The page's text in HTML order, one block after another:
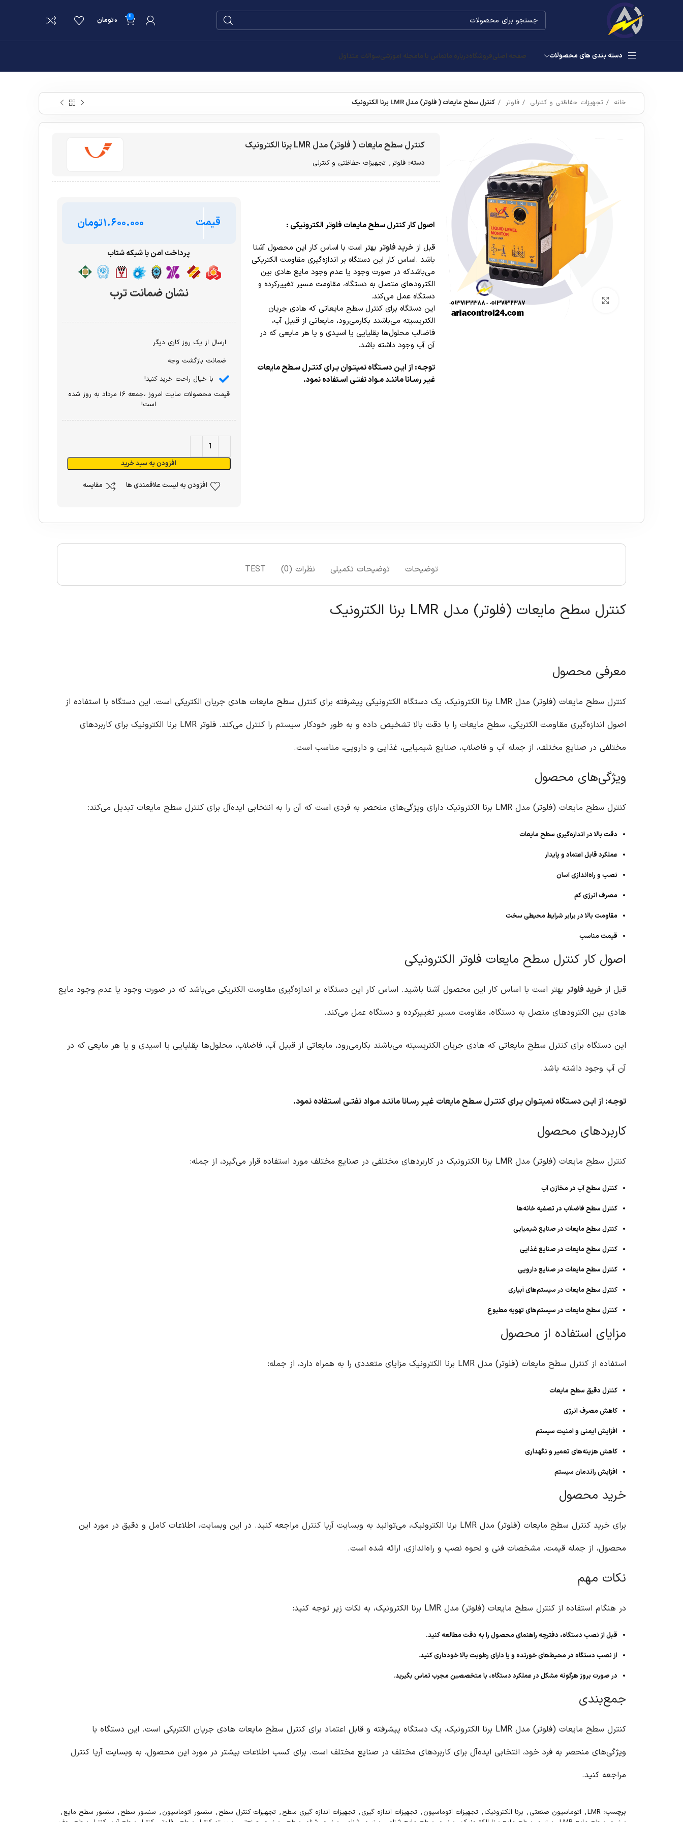
0 ۰تومان
دسته بندی های محصولات صفحه اصلیفروشگاهدرباره ماتماس با مامجله آموزشیسوالات متداول
خانه تجهیزات حفاظتی و کنترلی فلوتر کنترل سطح مایعات ( فلوتر) مدل LMR برنا الکترونیک
برای بزرگنمایی کلیک کنید
کنترل سطح مایعات ( فلوتر) مدل LMR برنا الکترونیک
دسته: فلوتر , تجهیزات حفاظتی و کنترلی
اصول کار کنترل سطح مایعات فلوتر الکترونیکی :
قبل از خرید فلوتر بهتر است با اساس کار این محصول آشنا
باشد .اساس کار این دستگاه بر اندازه‌گیری مقاومت الکتریکی
می‌باشدکه در صورت وجود یا عدم وجود مایع هادی بین
الکترودهای متصل به دستگاه، مقاومت مسیر تغییرکرده و
دستگاه عمل می‌کند.
این دستگاه برای کنترل سطح مایعاتی که هادی جریان
الکتریسیته می‌باشند بکارمی‌رود، مایعاتی از قبیل آب،
فاضالب محلول‌ها یقلیایی یا اسیدی و یا هر مایعی که در
آن آب وجود داشته باشد.
توجـه: از ایـن دسـتگاه نمیتـوان بـرای کنتـرل سـطح مایعات
غیـر رسـانا ماننـد مـواد نفتـی اسـتفاده نمود.
قیمت تومان
پرداخت امن با شبکه شتاب
نشان ضمانت ترب
ارسال از یک روز کاری دیگر
ضمانت بازگشت وجه
با خیال راحت خرید کنید!
قیمت محصولات سایت امروز ،جمعه ۱۶ مرداد به روز شده
است!
افزودن به سبد خرید
افزودن به لیست علاقمندی ها مقایسه
توضیحات توضیحات تکمیلی نظرات (0) TEST
کنترل سطح مایعات (فلوتر) مدل LMR برنا الکترونیک
معرفی محصول
کنترل سطح مایعات (فلوتر) مدل LMR برنا الکترونیک، یک دستگاه الکترونیکی پیشرفته برای کنترل سطح مایعات هادی جریان الکتریکی است. این دستگاه با استفاده از
اصول اندازه‌گیری مقاومت الکتریکی، سطح مایعات را با دقت بالا تشخیص داده و به طور خودکار سیستم را کنترل می‌کند. فلوتر LMR برنا الکترونیک برای کاربردهای
مختلفی در صنایع مختلف، از جمله آب و فاضلاب، صنایع شیمیایی، غذایی و دارویی، مناسب است.
ویژگی‌های محصول
کنترل سطح مایعات (فلوتر) مدل LMR برنا الکترونیک دارای ویژگی‌های منحصر به فردی است که آن را به انتخابی ایده‌آل برای کنترل سطح مایعات تبدیل می‌کند:
دقت بالا در اندازه‌گیری سطح مایعات
عملکرد قابل اعتماد و پایدار
نصب و راه‌اندازی آسان
مصرف انرژی کم
مقاومت بالا در برابر شرایط محیطی سخت
قیمت مناسب
اصول کار کنترل سطح مایعات فلوتر الکترونیکی
قبل از خرید فلوتر بهتر است با اساس کار این محصول آشنا باشید. اساس کار این دستگاه بر اندازه‌گیری مقاومت الکتریکی می‌باشد که در صورت وجود یا عدم وجود مایع
هادی بین الکترودهای متصل به دستگاه، مقاومت مسیر تغییرکرده و دستگاه عمل می‌کند.
این دستگاه برای کنترل سطح مایعاتی که هادی جریان الکتریسیته می‌باشند بکارمی‌رود، مایعاتی از قبیل آب، فاضلاب، محلول‌ها یقلیایی یا اسیدی و یا هر مایعی که در
آن آب وجود داشته باشد.
توجـه: از ایـن دسـتگاه نمیتـوان بـرای کنتـرل سـطح مایعات غیـر رسـانا ماننـد مـواد نفتـی اسـتفاده نمود.
کاربردهای محصول
کنترل سطح مایعات (فلوتر) مدل LMR برنا الکترونیک در کاربردهای مختلفی در صنایع مختلف مورد استفاده قرار می‌گیرد، از جمله:
کنترل سطح آب در مخازن آب
کنترل سطح فاضلاب در تصفیه خانه‌ها
کنترل سطح مایعات در صنایع شیمیایی
کنترل سطح مایعات در صنایع غذایی
کنترل سطح مایعات در صنایع دارویی
کنترل سطح مایعات در سیستم‌های آبیاری
کنترل سطح مایعات در سیستم‌های تهویه مطبوع
مزایای استفاده از محصول
استفاده از کنترل سطح مایعات (فلوتر) مدل LMR برنا الکترونیک مزایای متعددی را به همراه دارد، از جمله:
کنترل دقیق سطح مایعات
کاهش مصرف انرژی
افزایش ایمنی و امنیت سیستم
کاهش هزینه‌های تعمیر و نگهداری
افزایش راندمان سیستم
خرید محصول
برای خرید کنترل سطح مایعات (فلوتر) مدل LMR برنا الکترونیک، می‌توانید به وبسایت آریا کنترل مراجعه کنید. در این وبسایت، اطلاعات کامل و دقیق در مورد این
محصول، از جمله قیمت، مشخصات فنی و نحوه نصب و راه‌اندازی، ارائه شده است.
نکات مهم
در هنگام استفاده از کنترل سطح مایعات (فلوتر) مدل LMR برنا الکترونیک، به نکات زیر توجه کنید:
قبل از نصب دستگاه، دفترچه راهنمای محصول را به دقت مطالعه کنید.
از نصب دستگاه در محیط‌های خورنده و یا دارای رطوبت بالا خودداری کنید.
در صورت بروز هرگونه مشکل در عملکرد دستگاه، با متخصصین مجرب تماس بگیرید.
جمع‌بندی
کنترل سطح مایعات (فلوتر) مدل LMR برنا الکترونیک، یک دستگاه پیشرفته و قابل اعتماد برای کنترل سطح مایعات هادی جریان الکتریکی است. این دستگاه با
ویژگی‌های منحصر به فرد خود، انتخابی ایده‌آل برای کاربردهای مختلف در صنایع مختلف است. برای کسب اطلاعات بیشتر در مورد این محصول، به وبسایت آریا کنترل
مراجعه کنید.
برچسب: LMR
, اتوماسیون صنعتی , برنا الکترونیک , تجهیزات اتوماسیون , تجهیزات اندازه گیری , تجهیزات اندازه گیری سطح , تجهیزات کنترل سطح , سنسور اتوماسیون , سنسور سطح , سنسور سطح مایع ,